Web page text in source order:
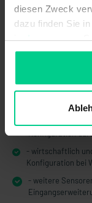
diesen Zweck
dazu finden Sie
imImpressum.
sein, können Sie
- Realisierung
- bedarfsgerechte
entsprechend
- mehr
spart Kosten
Konfiguration
- wirtschaftlich
Konfiguration bei
- weitere